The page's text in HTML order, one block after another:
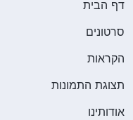
דף הבית
סרטונים
הקראות
תצוגת התמונות
אודותינו